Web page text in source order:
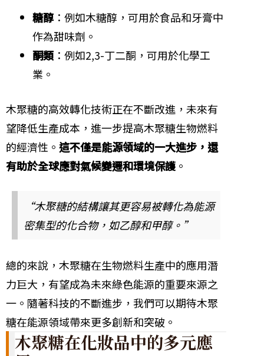
糖醇：例如木糖醇，可用於食品和牙膏中
作為甜味劑。
酮類 ：例如2,3-丁二酮，可用於化學工
業。
木聚糖的高效轉化技術正在不斷改進，未來有
望降低生產成本，進一步提高木聚糖生物燃料
的經濟性。 這不僅是能源領域的一大進步，還
有助於全球應對氣候變遷和環境保護 。
“木聚糖的結構讓其更容易被轉化為能源
密集型的化合物，如乙醇和甲醇。”
總的來說，木聚糖在生物燃料生產中的應用潛
力巨大，有望成為未來綠色能源的重要來源之
一。隨著科技的不斷進步，我們可以期待木聚
糖在能源領域帶來更多創新和突破。
木聚糖在化妝品中的多元應